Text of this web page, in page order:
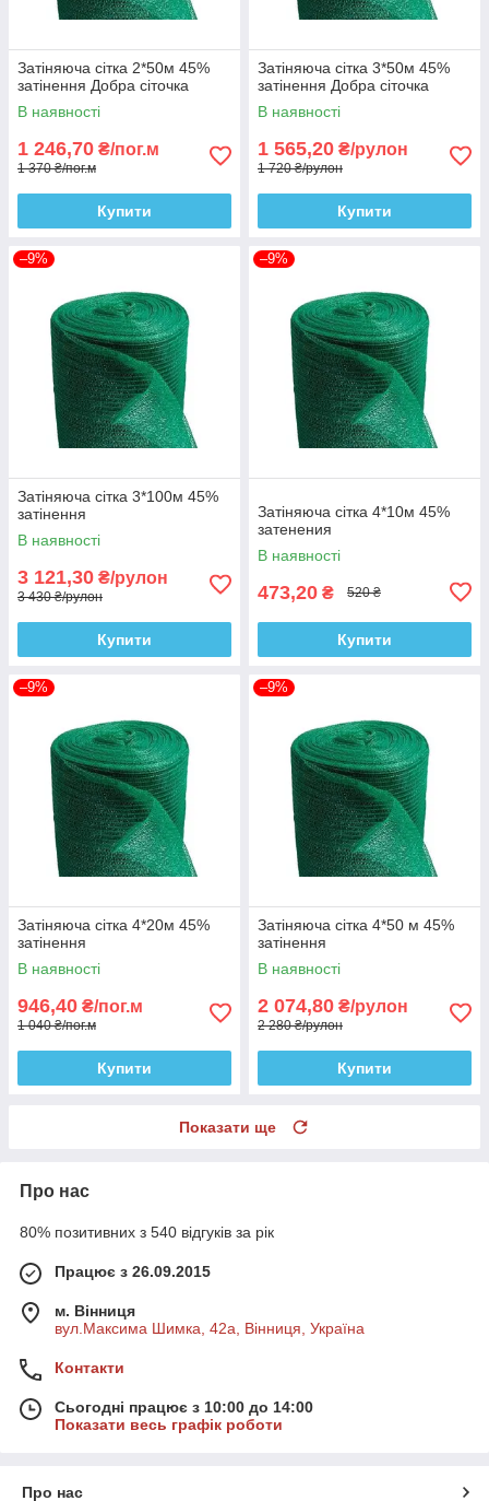
Затіняюча сітка 2*50м 45%
затінення Добра сіточка
В наявності
1 246,70 ₴/пог.м
1 370 ₴/пог.м
Купити
Затіняюча сітка 3*50м 45%
затінення Добра сіточка
В наявності
1 565,20 ₴/рулон
1 720 ₴/рулон
Купити
–9%
Затіняюча сітка 3*100м 45%
затінення
В наявності
3 121,30 ₴/рулон
3 430 ₴/рулон
Купити
–9%
Затіняюча сітка 4*10м 45%
затенения
В наявності
473,20 ₴ 520 ₴
Купити
–9%
Затіняюча сітка 4*20м 45%
затінення
В наявності
946,40 ₴/пог.м
1 040 ₴/пог.м
Купити
–9%
Затіняюча сітка 4*50 м 45%
затінення
В наявності
2 074,80 ₴/рулон
2 280 ₴/рулон
Купити
Показати ще
Про нас
80% позитивних з 540 відгуків за рік
Працює з 26.09.2015
м. Вінниця
вул.Максима Шимка, 42а, Вінниця, Україна
Контакти
Сьогодні працює з 10:00 до 14:00
Показати весь графік роботи
Про нас